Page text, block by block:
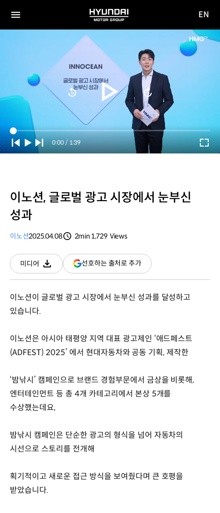
전체
HYUNDAI
MOTOR
GROUP
사이
EN
Current
Time
0:00 / Duration
1:39
이노션, 글로벌 광고 시장에서 눈부신
성과
이노션2025.04.08
2min1,729 Views
미디어
다운로드
선호하는 출처로 추가(새
창
이노션이 글로벌 광고 시장에서 눈부신 성과를 달성하고
있습니다.
이노션은 아시아 태평양 지역 대표 광고제인 ‘애드페스트
(ADFEST) 2025’ 에서 현대자동차와 공동 기획, 제작한
‘밤낚시’ 캠페인으로 브랜드 경험부문에서 금상을 비롯해,
엔터테인먼트 등 총 4개 카테고리에서 본상 5개를
수상했는데요,
밤낚시 캠페인은 단순한 광고의 형식을 넘어 자동차의
시선으로 스토리를 전개해
획기적이고 새로운 접근 방식을 보여줬다며 큰 호평을
받았습니다.